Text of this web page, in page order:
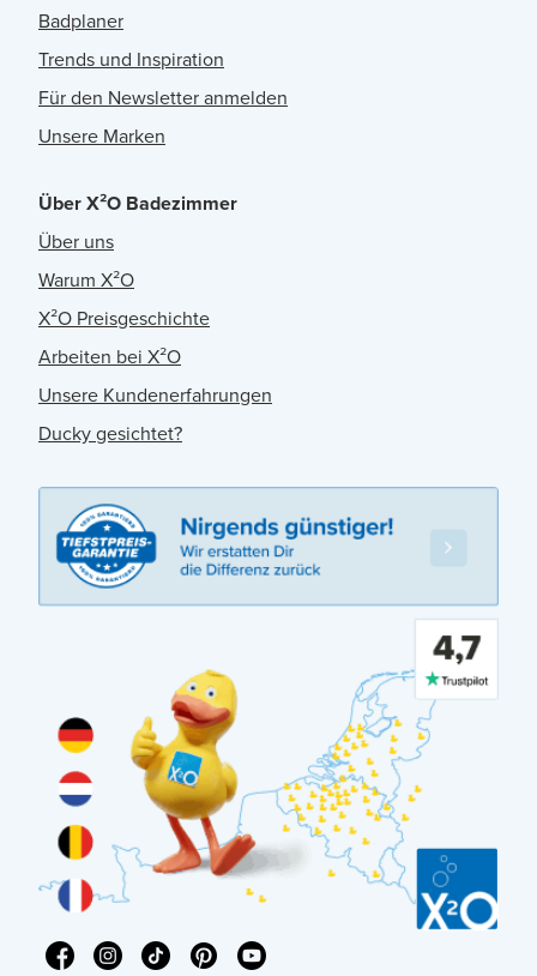
Badplaner
Trends und Inspiration
Für den Newsletter anmelden
Unsere Marken
Über X²O Badezimmer
Über uns
Warum X²O
X²O Preisgeschichte
Arbeiten bei X²O
Unsere Kundenerfahrungen
Ducky gesichtet?